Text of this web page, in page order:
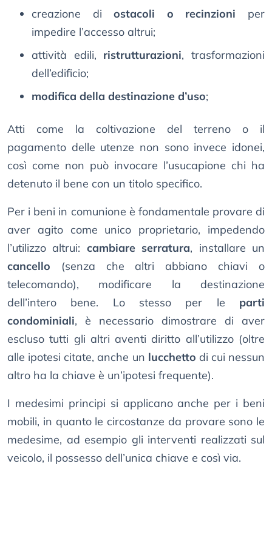
creazione diostacoli o recinzioni per
impedire l’accesso altrui;
attività edili, ristrutturazioni, trasformazioni
dell’edificio;
modifica della destinazione d’uso;
Atti come la coltivazione del terreno o il
pagamento delle utenze non sono invece idonei,
così come non può invocare l’usucapione chi ha
detenuto il bene con un titolo specifico.
Per i beni in comunione è fondamentale provare di
aver agito come unico proprietario, impedendo
l’utilizzo altrui: cambiare serratura, installare un
cancello (senza che altri abbiano chiavi o
telecomando), modificare la destinazione
dell’intero bene. Lo stesso per le parti
condominiali, è necessario dimostrare di aver
escluso tutti gli altri aventi diritto all’utilizzo (oltre
alle ipotesi citate, anche un lucchetto di cui nessun
altro ha la chiave è un’ipotesi frequente).
I medesimi principi si applicano anche per i beni
mobili, in quanto le circostanze da provare sono le
medesime, ad esempio gli interventi realizzati sul
veicolo, il possesso dell’unica chiave e così via.